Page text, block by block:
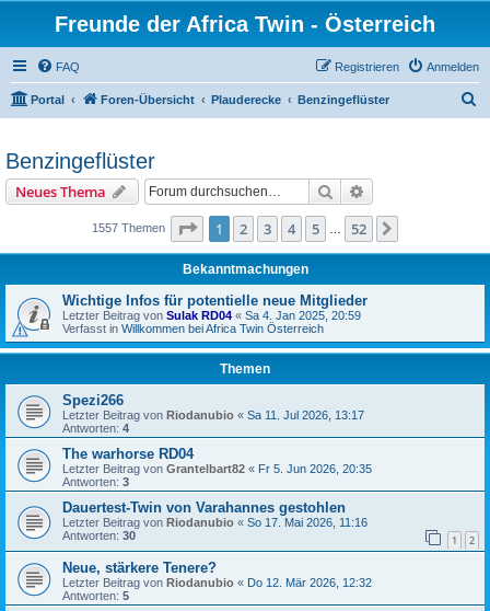
Freunde der Africa Twin - Österreich
FAQ Anmelden
Registrieren
Portal Foren-Übersicht Plauderecke Benzingeflüster
Benzingeflüster
Neues Thema Suche
1557 Themen Seite 1von 52
1 2 3 4 5 52
Bekanntmachungen
Wichtige Infos für potentielle neue Mitglieder
Letzter Beitrag von Sulak RD04 « Sa 4. Jan 2025, 20:59
Verfasst in Willkommen bei Africa Twin Österreich
Themen
Spezi266
Letzter Beitrag von Riodanubio « Sa 11. Jul 2026, 13:17
Antworten: 4
The warhorse RD04
Letzter Beitrag von Grantelbart82 « Fr 5. Jun 2026, 20:35
Antworten: 3
Dauertest-Twin von Varahannes gestohlen
Letzter Beitrag von Riodanubio « So 17. Mai 2026, 11:16
Antworten: 30 1 2
Neue, stärkere Tenere?
Letzter Beitrag von Riodanubio « Do 12. Mär 2026, 12:32
Antworten: 5